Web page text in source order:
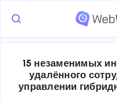
15 незаменимых
удалённого
управлении